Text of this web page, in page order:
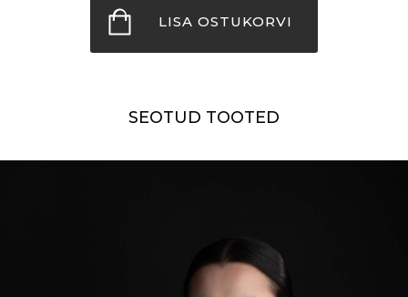
kogus
LISA OSTUKORVI
SEOTUD TOOTED